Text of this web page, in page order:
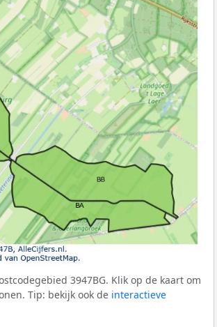
3947BG. Klik op de kaart om
Tip: bekijk ook de interactieve